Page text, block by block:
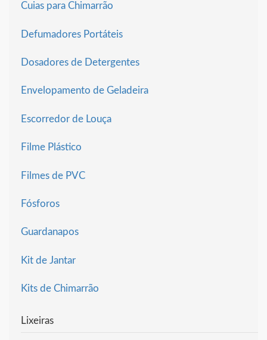
Cuias para Chimarrão
Defumadores Portáteis
Dosadores de Detergentes
Envelopamento de Geladeira
Escorredor de Louça
Filme Plástico
Filmes de PVC
Fósforos
Guardanapos
Kit de Jantar
Kits de Chimarrão
Lixeiras